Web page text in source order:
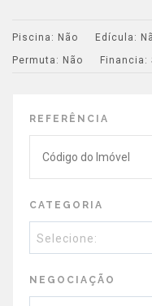
Piscina: Não Edícula:
Permuta: Não Financia:
REFERÊNCIA
CATEGORIA
Selecione:
NEGOCIAÇÃO